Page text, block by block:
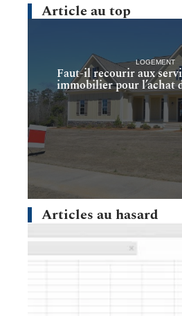
Article au top
LOGEMENT
Faut-il recourir aux
immobilier pour l’achat
Articles au hasard